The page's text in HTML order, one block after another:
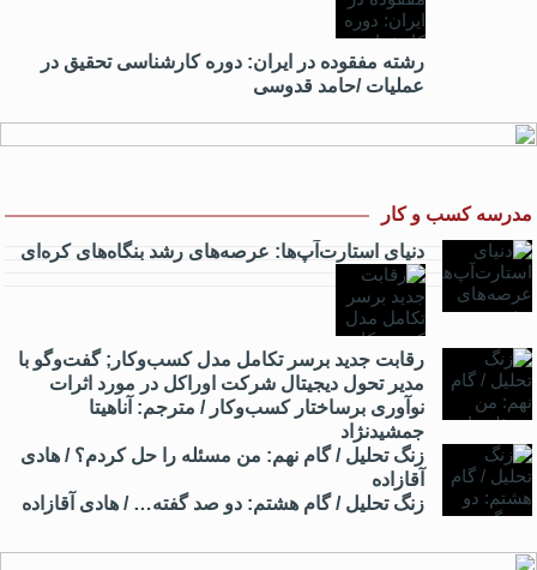
رشته مفقوده در ایران: دوره کارشناسی تحقیق در
عملیات /حامد قدوسی
مدرسه کسب و کار
دنیای استارت‌آپ‌ها: عرصه‌های رشد بنگاه‌های کره‌ای‌
رقابت جدید برسر تکامل مدل کسب‌و‌کار; گفت‌وگو با
مدیر تحول دیجیتال شرکت اوراکل در مورد اثرات
نوآوری برساختار کسب‌وکار / مترجم: آناهیتا
جمشیدنژاد
زنگ تحلیل / گام نهم: من مسئله را حل کردم؟ / هادی
آقازاده
زنگ تحلیل / گام هشتم: دو صد گفته… / هادی آقازاده